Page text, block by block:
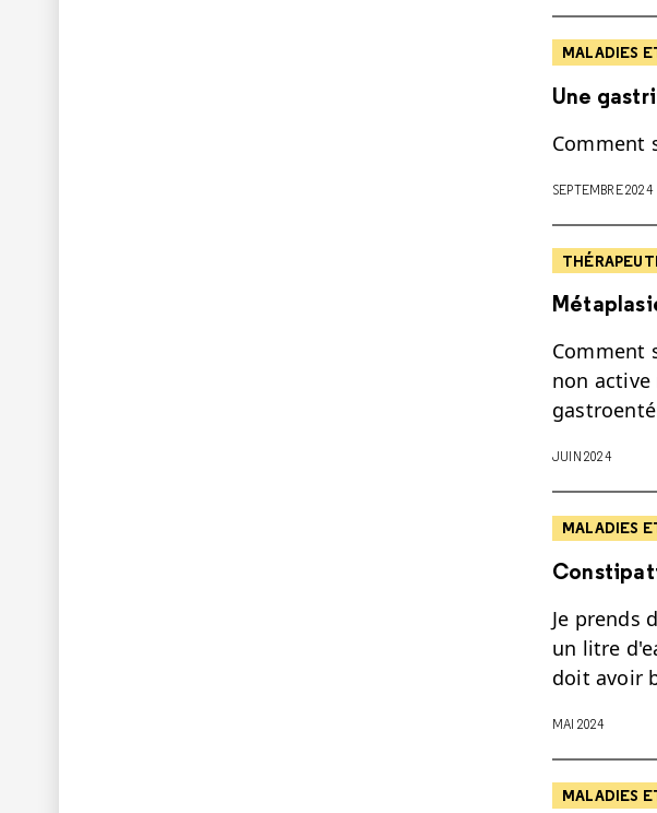
MALADIES
Une
Comment
SEPTEMBRE 2024
Comment
non active
JUIN 2024
MALADIES
Je prends
un litre
doit avoir
MAI 2024
MALADIES